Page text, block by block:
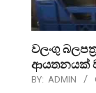
වලංගු
ආයතනයක්
BY: ADMIN